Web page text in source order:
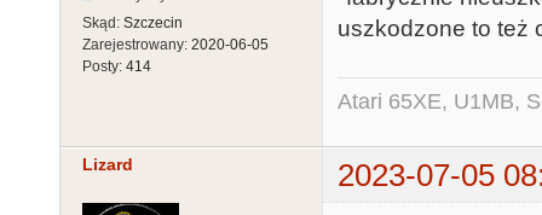
Skąd: Szczecin
Zarejestrowany: 2020-06-05
Posty: 414
uszkodzone to też
Atari 65XE, U1MB,
Lizard 2023-07-05